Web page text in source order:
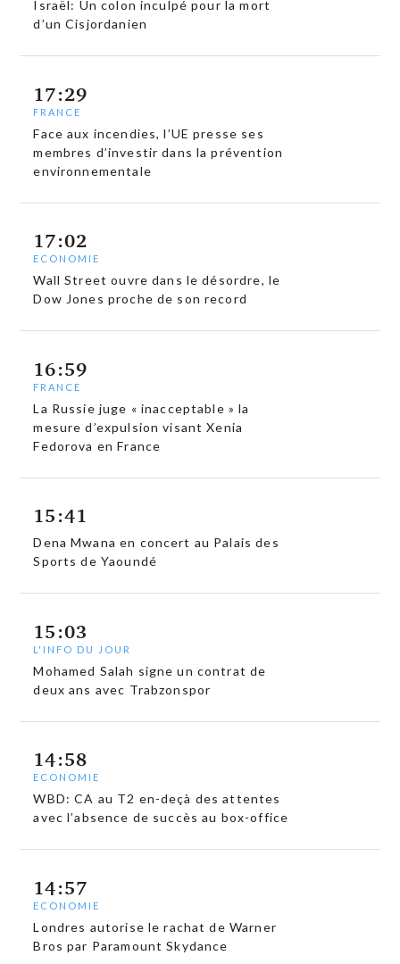
Israël: Un colon inculpé pour la mort
d’un Cisjordanien
17:29
FRANCE
Face aux incendies, l’UE presse ses
membres d’investir dans la prévention
environnementale
17:02
ECONOMIE
Wall Street ouvre dans le désordre, le
Dow Jones proche de son record
16:59
FRANCE
La Russie juge « inacceptable » la
mesure d’expulsion visant Xenia
Fedorova en France
15:41
Dena Mwana en concert au Palais des
Sports de Yaoundé
15:03
L'INFO DU JOUR
Mohamed Salah signe un contrat de
deux ans avec Trabzonspor
14:58
ECONOMIE
WBD: CA au T2 en-deçà des attentes
avec l’absence de succès au box-office
14:57
ECONOMIE
Londres autorise le rachat de Warner
Bros par Paramount Skydance